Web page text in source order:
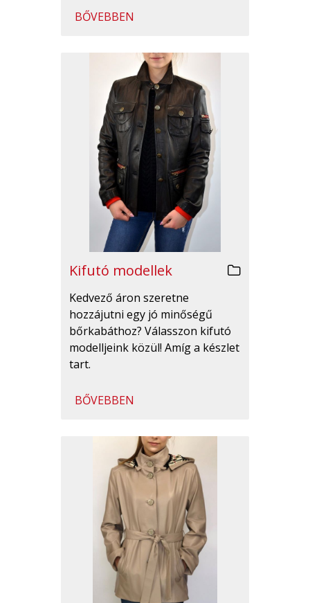
BŐVEBBEN
Kifutó modellek
Kedvező áron szeretne
hozzájutni egy jó minőségű
bőrkabáthoz? Válasszon kifutó
modelljeink közül! Amíg a készlet
tart.
BŐVEBBEN